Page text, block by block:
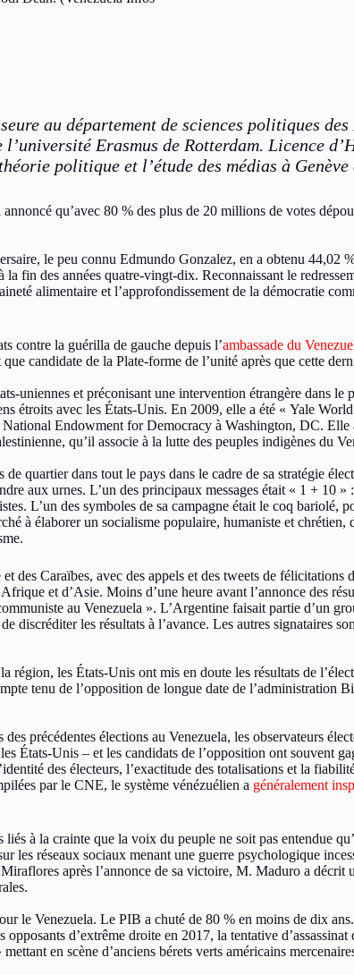
au département de sciences politiques
Erasmus de Rotterdam. Licence
politique et l’étude des médias à Genève
qu’avec 80 % des plus de 20 millions de votes
le peu connu Edmundo Gonzalez, en a obtenu 44,02
des années quatre-vingt-dix. Reconnaissant le
alimentaire et l’approfondissement de la démocratie
contre la guérilla de gauche depuis l’ambassade du
candidate de la Plate-forme de l’unité après que cette
uniennes et préconisant une intervention étrangère dans
étroits avec les États-Unis. En 2009, elle a été « Yale
Endowment for Democracy à Washington, DC. Elle
qu’il associe à la lutte des peuples indigènes du
quartier dans tout le pays dans le cadre de sa stratégie
aux urnes. L’un des principaux messages était « 1 + 10
L’un des symboles de sa campagne était le coq bariolé,
à élaborer un socialisme populaire, humaniste et chrétien,
des Caraïbes, avec des appels et des tweets de
et d’Asie. Moins d’une heure avant l’annonce des
au Venezuela ». L’Argentine faisait partie d’un
discréditer les résultats à l’avance. Les autres signataires
région, les États-Unis ont mis en doute les résultats de
tenu de l’opposition de longue date de l’administration
précédentes élections au Venezuela, les observateurs
États-Unis – et les candidats de l’opposition ont souvent
des électeurs, l’exactitude des totalisations et la
par le CNE, le système vénézuélien a généralement
à la crainte que la voix du peuple ne soit pas entendue
les réseaux sociaux menant une guerre psychologique
après l’annonce de sa victoire, M. Maduro a
le Venezuela. Le PIB a chuté de 80 % en moins de dix
d’extrême droite en 2017, la tentative
en scène d’anciens bérets verts américains